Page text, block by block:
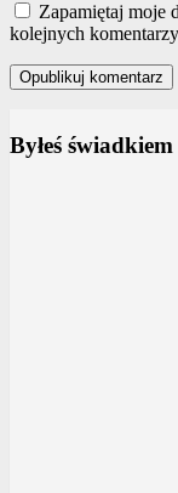
Zapamiętaj moje
kolejnych
Byłeś